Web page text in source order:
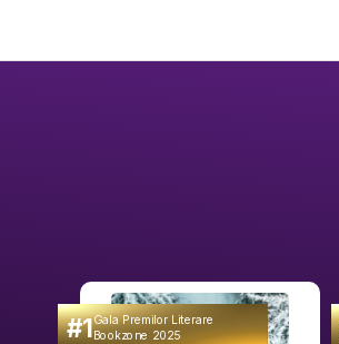
#1Gala Premilor Literare
Bookzone 2025